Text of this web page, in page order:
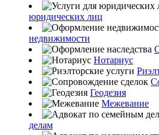
юридических лиц
недвижимости
Нотариус
Геодезия
Межевание
делам